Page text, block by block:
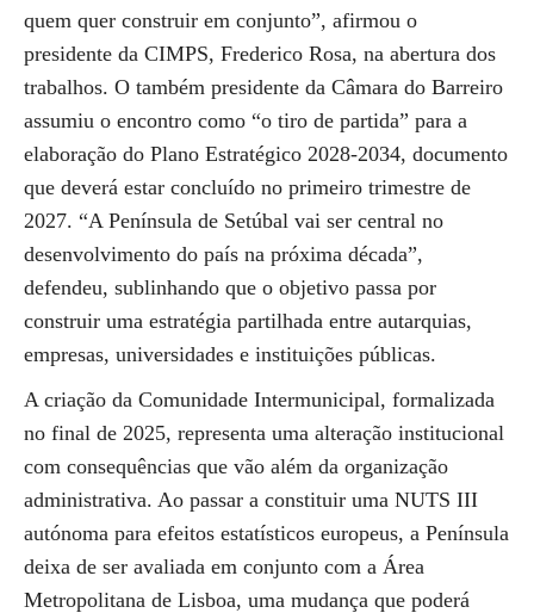
quem quer construir em conjunto”, afirmou o
presidente da CIMPS, Frederico Rosa, na abertura dos
trabalhos. O também presidente da Câmara do Barreiro
assumiu o encontro como “o tiro de partida” para a
elaboração do Plano Estratégico 2028-2034, documento
que deverá estar concluído no primeiro trimestre de
2027. “A Península de Setúbal vai ser central no
desenvolvimento do país na próxima década”,
defendeu, sublinhando que o objetivo passa por
construir uma estratégia partilhada entre autarquias,
empresas, universidades e instituições públicas.
A criação da Comunidade Intermunicipal, formalizada
no final de 2025, representa uma alteração institucional
com consequências que vão além da organização
administrativa. Ao passar a constituir uma NUTS III
autónoma para efeitos estatísticos europeus, a Península
deixa de ser avaliada em conjunto com a Área
Metropolitana de Lisboa, uma mudança que poderá